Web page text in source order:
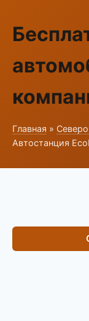
Главная »
Автостанция